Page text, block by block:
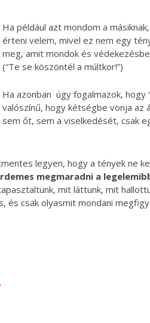
Ha például azt mondom a
érteni velem, mivel ez nem egy
meg, amit mondok és
(“Te se köszöntél a múltkor!”)
Ha azonban úgy fogalmazok, hogy
valószínű, hogy kétségbe vonja az
sem őt, sem a viselkedését, csak
legyen, hogy a tények ne
megmaradni a
mit láttunk, mit
csak olyasmit mondani